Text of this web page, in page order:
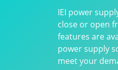
IEI power
close or open
features are
power supply
meet your